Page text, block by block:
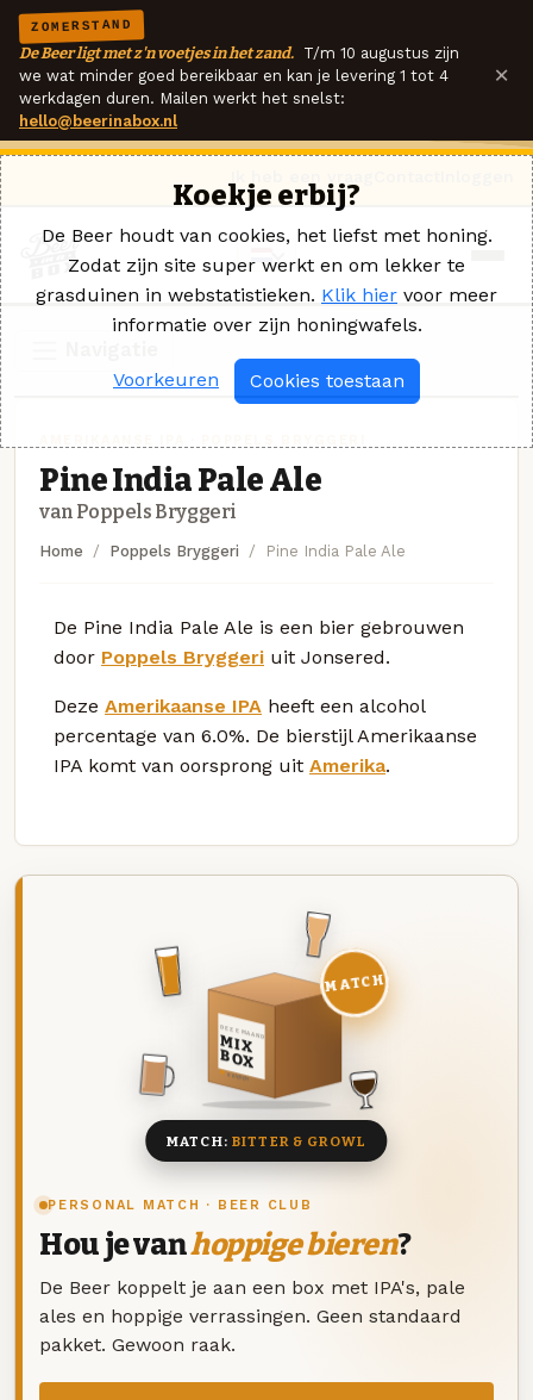
ZOMERSTAND
De Beer ligt met z'n voetjes in het zand. T/m 10 augustus zijn
we wat minder goed bereikbaar en kan je levering 1 tot 4
werkdagen duren. Mailen werkt het snelst:
hello@beerinabox.nl
×
Pine India Pale Ale
van Poppels Bryggeri
Home Poppels Bryggeri Pine India Pale Ale
De Pine India Pale Ale is een bier gebrouwen
door Poppels Bryggeri uit Jonsered.
Deze Amerikaanse IPA heeft een alcohol
percentage van 6.0%. De bierstijl Amerikaanse
IPA komt van oorsprong uit Amerika.
PERSONAL MATCH · BEER CLUB
Hou je vanhoppige bieren?
De Beer koppelt je aan een box met IPA's, pale
ales en hoppige verrassingen. Geen standaard
pakket. Gewoon raak.
DEZE MAAND
MIX
BOX
8 BIEREN
MATCH
MATCH: BITTER & GROWL
Koekje erbij?
De Beer houdt van cookies, het liefst met honing.
Zodat zijn site super werkt en om lekker te
grasduinen in webstatistieken. Klik hier voor meer
informatie over zijn honingwafels.
Voorkeuren Cookies toestaan